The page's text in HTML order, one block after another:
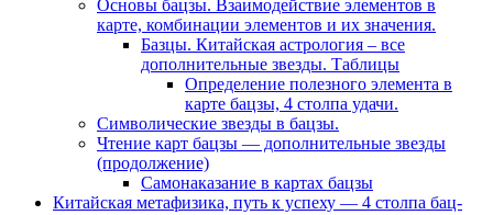
Основы бацзы. Взаимодействие элементов в
карте, комбинации элементов и их значения.
Базцы. Китайская астрология – все
дополнительные звезды. Таблицы
Определение полезного элемента в
карте бацзы, 4 столпа удачи.
Символические звезды в бацзы.
Чтение карт бацзы — дополнительные звезды
(продолжение)
Самонаказание в картах бацзы
Китайская метафизика, путь к успеху — 4 столпа бац-